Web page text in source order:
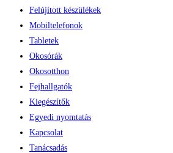
Felújított készülékek
Mobiltelefonok
Tabletek
Okosórák
Okosotthon
Fejhallgatók
Kiegészítők
Egyedi nyomtatás
Kapcsolat
Tanácsadás